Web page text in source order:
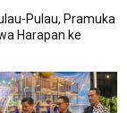
Pulau, Pramuka
Harapan ke